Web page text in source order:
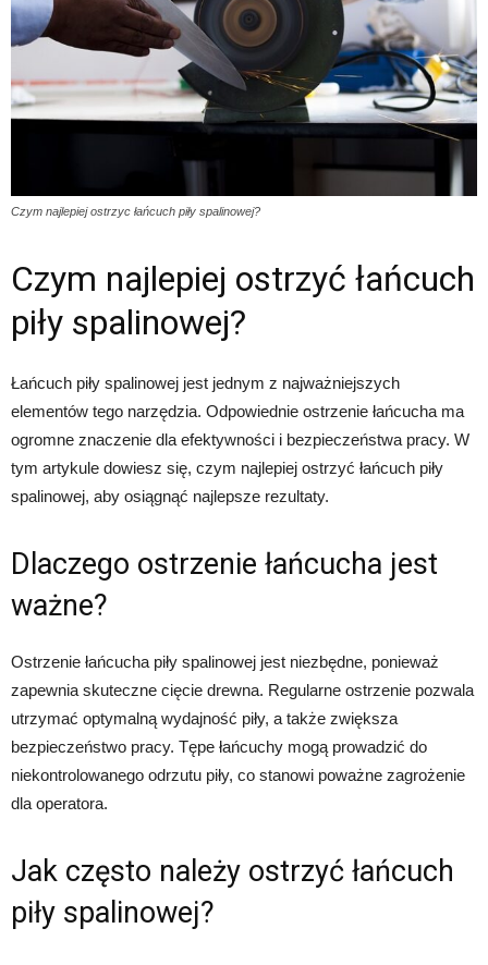
Czym najlepiej ostrzyc łańcuch piły spalinowej?
Czym najlepiej ostrzyć łańcuch
piły spalinowej?
Łańcuch piły spalinowej jest jednym z najważniejszych
elementów tego narzędzia. Odpowiednie ostrzenie łańcucha ma
ogromne znaczenie dla efektywności i bezpieczeństwa pracy. W
tym artykule dowiesz się, czym najlepiej ostrzyć łańcuch piły
spalinowej, aby osiągnąć najlepsze rezultaty.
Dlaczego ostrzenie łańcucha jest
ważne?
Ostrzenie łańcucha piły spalinowej jest niezbędne, ponieważ
zapewnia skuteczne cięcie drewna. Regularne ostrzenie pozwala
utrzymać optymalną wydajność piły, a także zwiększa
bezpieczeństwo pracy. Tępe łańcuchy mogą prowadzić do
niekontrolowanego odrzutu piły, co stanowi poważne zagrożenie
dla operatora.
Jak często należy ostrzyć łańcuch
piły spalinowej?